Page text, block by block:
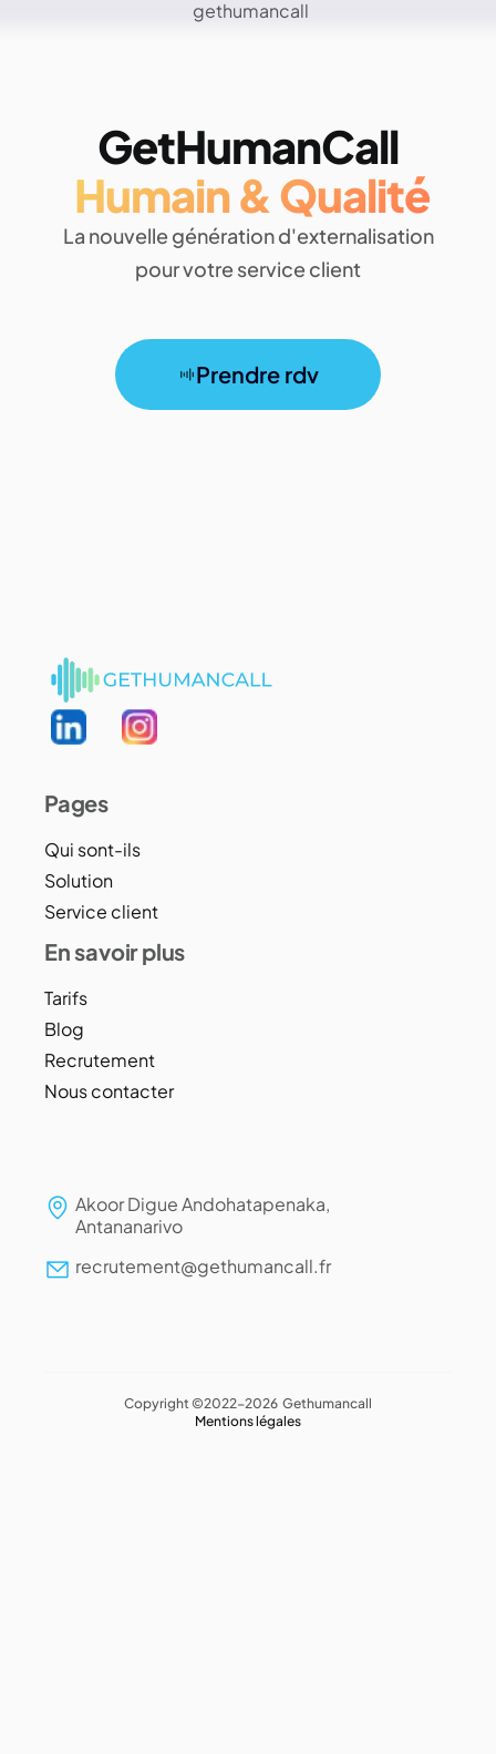
GetHumanCall
Humain & Qualité
La nouvelle génération d'externalisation
pour votre service client
Prendre rdv
Pages
Qui sont-ils
Solution
Service client
En savoir plus
Tarifs
Blog
Recrutement
Nous contacter
Akoor Digue Andohatapenaka,
Antananarivo
recrutement@gethumancall.fr
Copyright ©2022-2026 Gethumancall
Mentions légales